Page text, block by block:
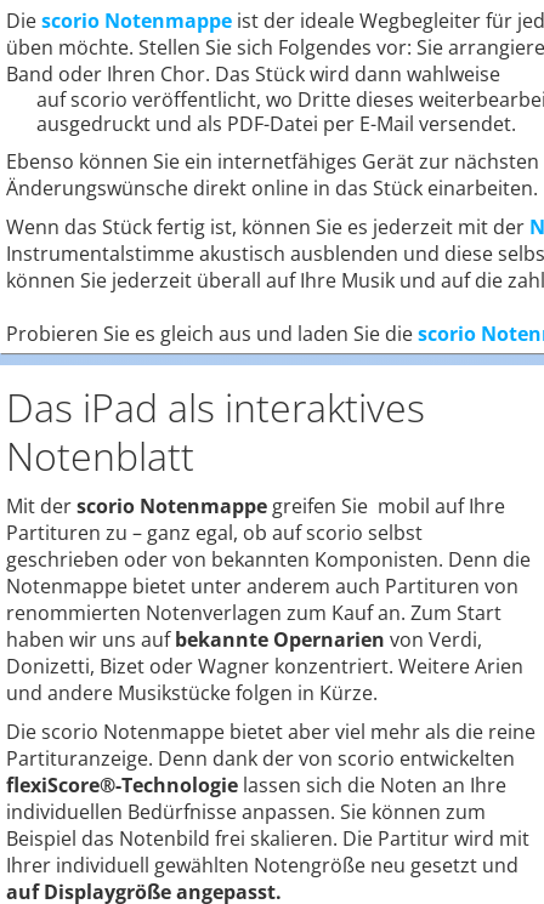
Diescorio Notenmappe ist der ideale Wegbegleiter für
üben möchte. Stellen Sie sich Folgendes vor: Sie
Band oder Ihren Chor. Das Stück wird dann wahlweise
auf scorio veröffentlicht, wo Dritte dieses
ausgedruckt und als PDF-Datei per E-Mail versendet.
Ebenso können Sie ein internetfähiges Gerät zur
Änderungswünsche direkt online in das Stück einarbeiten.
Wenn das Stück fertig ist, können Sie es jederzeit mit der
Instrumentalstimme akustisch ausblenden und diese
können Sie jederzeit überall auf Ihre Musik und auf die
Probieren Sie es gleich aus und laden Sie diescorio
Das iPad als interaktives
Notenblatt
Mit derscorio Notenmappe greifen Sie mobil auf Ihre
Partituren zu – ganz egal, ob auf scorio selbst
geschrieben oder von bekannten Komponisten. Denn die
Notenmappe bietet unter anderem auch Partituren von
renommierten Notenverlagen zum Kauf an. Zum Start
haben wir uns aufbekannte Opernarien von Verdi,
Donizetti, Bizet oder Wagner konzentriert. Weitere Arien
und andere Musikstücke folgen in Kürze.
Die scorio Notenmappe bietet aber viel mehr als die reine
Partituranzeige. Denn dank der von scorio entwickelten
flexiScore®-Technologie lassen sich die Noten an Ihre
individuellen Bedürfnisse anpassen. Sie können zum
Beispiel das Notenbild frei skalieren. Die Partitur wird mit
Ihrer individuell gewählten Notengröße neu gesetzt und
auf Displaygröße angepasst.